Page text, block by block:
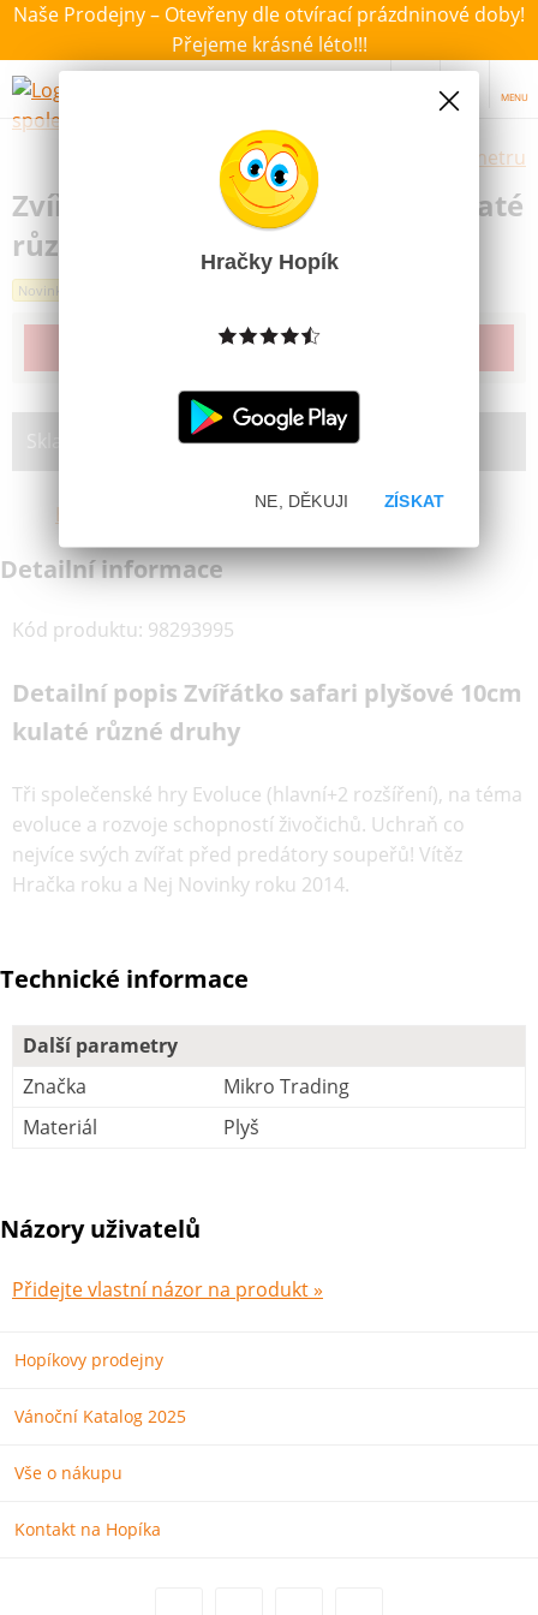
Naše Prodejny – Otevřeny dle otvírací prázdninové doby!
Přejeme krásné léto!!!
MENU
Výběr hraček dle zvoleného parametru
Zvířátko safari plyšové 10cm kulaté
různé druhy
Novinka
Produkt již bohužel není dostupný
Skladem na prodejně:
Brno Lesná
Detailní informace
Kód produktu: 98293995
Detailní popis Zvířátko safari plyšové 10cm
kulaté různé druhy
Tři společenské hry Evoluce (hlavní+2 rozšíření), na téma
evoluce a rozvoje schopností živočichů. Uchraň co
nejvíce svých zvířat před predátory soupeřů! Vítěz
Hračka roku a Nej Novinky roku 2014.
Technické informace
Další parametry
Značka
Mikro Trading
Materiál
Plyš
Názory uživatelů
Přidejte vlastní názor na produkt »
Hopíkovy prodejny
Vánoční Katalog 2025
Vše o nákupu
Kontakt na Hopíka
Hračky Hopík
ZÍSKAT
NE, DĚKUJI